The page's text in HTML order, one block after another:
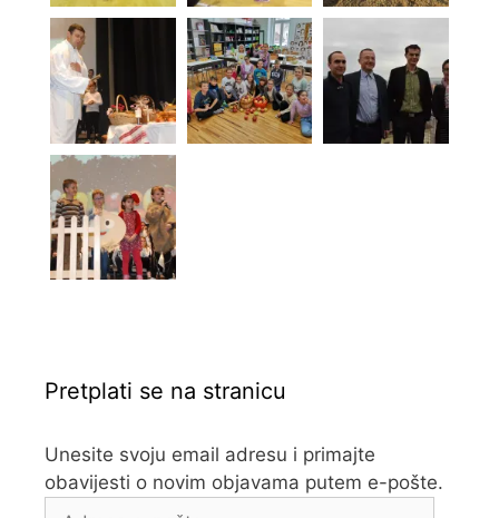
Pretplati se na stranicu
Unesite svoju email adresu i primajte
obavijesti o novim objavama putem e-pošte.
Adresa